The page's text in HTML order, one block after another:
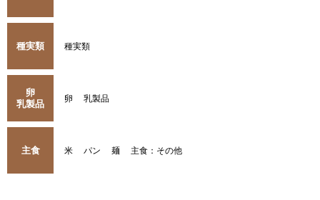
種実類 種実類
卵
乳製品
卵 乳製品
主食 米 パン 麺 主食：その他